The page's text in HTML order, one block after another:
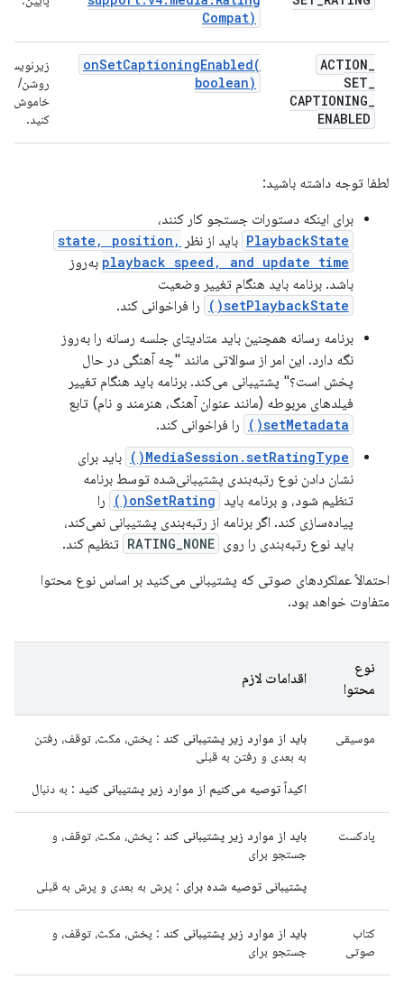
Compat)
ACTION_
SET_
CAPTIONING_
ENABLED
onSetCaptioningEnabled(
boolean)
زیرنویس
روشن/
خاموش
کنید.
لطفا توجه داشته باشید:
برای اینکه دستورات جستجو کار کنند،
PlaybackState باید از نظر state, position,
playback speed, and update time به‌روز
باشد. برنامه باید هنگام تغییر وضعیت
setPlaybackState()
را فراخوانی کند.
برنامه رسانه همچنین باید متادیتای جلسه رسانه را به‌روز
نگه دارد. این امر از سوالاتی مانند "چه آهنگی در حال
پخش است؟" پشتیبانی می‌کند. برنامه باید هنگام تغییر
فیلدهای مربوطه (مانند عنوان آهنگ، هنرمند و نام) تابع
setMetadata() را فراخوانی کند.
MediaSession.setRatingType()
باید برای
نشان دادن نوع رتبه‌بندی پشتیبانی‌شده توسط برنامه
تنظیم شود، و برنامه باید onSetRating()
را
پیاده‌سازی کند. اگر برنامه از رتبه‌بندی پشتیبانی نمی‌کند،
باید نوع رتبه‌بندی را روی RATING_NONE تنظیم کند.
احتمالاً عملکردهای صوتی که پشتیبانی می‌کنید بر اساس نوع محتوا
متفاوت خواهد بود.
نوع
محتوا
اقدامات لازم
موسیقی باید از موارد زیر پشتیبانی کند : پخش، مکث، توقف، رفتن
به بعدی و رفتن به قبلی
اکیداً توصیه می‌کنیم از موارد زیر پشتیبانی کنید : به دنبال
پادکست باید از موارد زیر پشتیبانی کند : پخش، مکث، توقف، و
جستجو برای
پشتیبانی توصیه شده برای : پرش به بعدی و پرش به قبلی
کتاب
صوتی
باید از موارد زیر پشتیبانی کند : پخش، مکث، توقف، و
جستجو برای